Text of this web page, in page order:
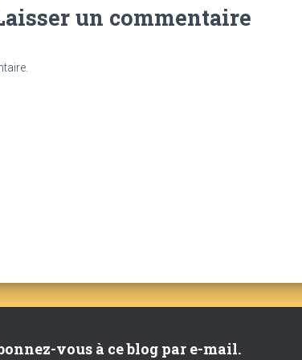
un commentaire
vous à ce blog par e-mail.